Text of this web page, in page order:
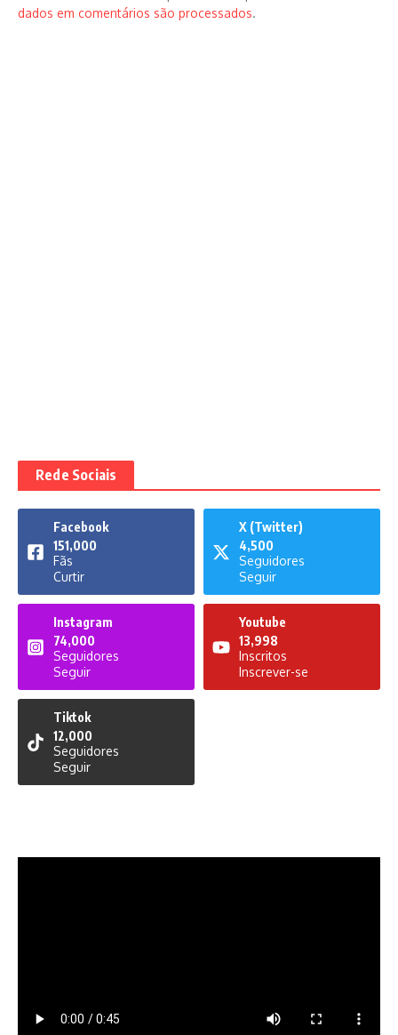
dados em comentários são processados.
Rede Sociais
Facebook
151,000
Fãs
Curtir
X (Twitter)
4,500
Seguidores
Seguir
Instagram
74,000
Seguidores
Seguir
Youtube
13,998
Inscritos
Inscrever-se
Tiktok
12,000
Seguidores
Seguir